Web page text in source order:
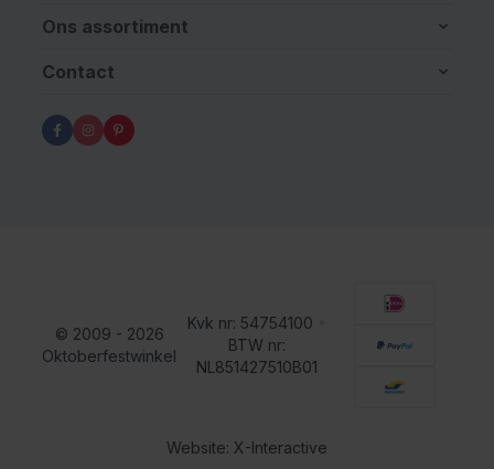
Ons assortiment
Contact
© 2009 - 2026
Oktoberfestwinkel
Kvk nr: 54754100
BTW nr:
NL851427510B01
Website: X-Interactive